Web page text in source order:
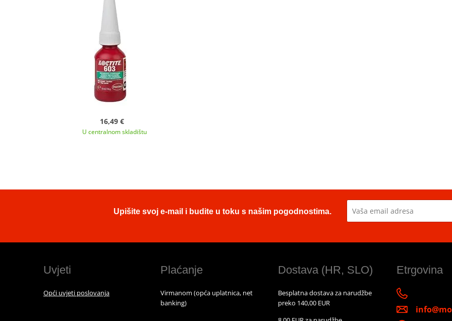
16,49 €
U centralnom skladištu
Upišite svoj e-mail i budite u toku s našim pogodnostima.
Uvjeti
Opći uvjeti poslovanja
Plaćanje
Virmanom (opća uplatnica, net
banking)
Dostava (HR, SLO)
Besplatna dostava za narudžbe
preko 140,00 EUR
Etrgovina